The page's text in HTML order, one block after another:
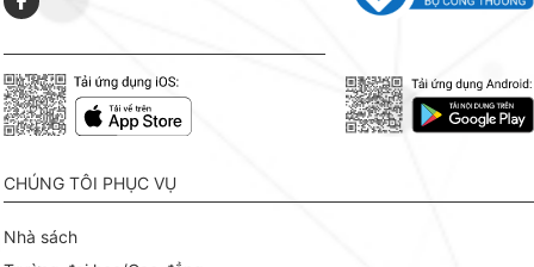
CHÚNG TÔI PHỤC VỤ
Nhà sách